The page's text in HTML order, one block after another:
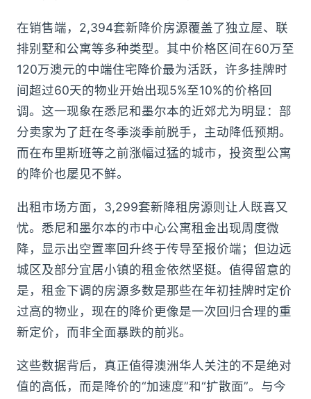
在销售端，2,394套新降价房源覆盖了独立屋、联
排别墅和公寓等多种类型。其中价格区间在60万至
120万澳元的中端住宅降价最为活跃，许多挂牌时
间超过60天的物业开始出现5%至10%的价格回
调。这一现象在悉尼和墨尔本的近郊尤为明显：部
分卖家为了赶在冬季淡季前脱手，主动降低预期。
而在布里斯班等之前涨幅过猛的城市，投资型公寓
的降价也屡见不鲜。
出租市场方面，3,299套新降租房源则让人既喜又
忧。悉尼和墨尔本的市中心公寓租金出现周度微
降，显示出空置率回升终于传导至报价端；但边远
城区及部分宜居小镇的租金依然坚挺。值得留意的
是，租金下调的房源多数是那些在年初挂牌时定价
过高的物业，现在的降价更像是一次回归合理的重
新定价，而非全面暴跌的前兆。
这些数据背后，真正值得澳洲华人关注的不是绝对
值的高低，而是降价的“加速度”和“扩散面”。与今